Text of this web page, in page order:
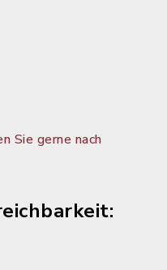
Sie gerne nach